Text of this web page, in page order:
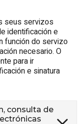
seus servizos
identificación e
función do servizo
necesario. O
para ir
e sinatura
consulta de